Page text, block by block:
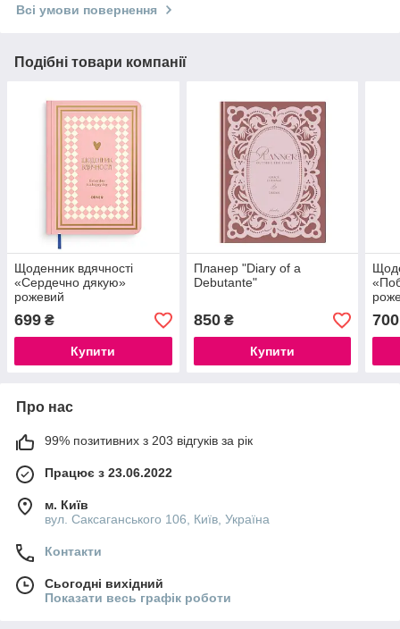
Всі умови повернення
Подібні товари компанії
Щоденник вдячності
«Сердечно дякую»
рожевий
699 ₴
Купити
Планер "Diary of a
Debutante"
850₴
Купити
700
Про нас
99% позитивних з 203 відгуків за рік
Працює з 23.06.2022
м. Київ
вул. Саксаганського 106, Київ, Україна
Контакти
Сьогодні вихідний
Показати весь графік роботи